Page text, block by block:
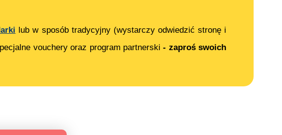
lub w sposób tradycyjny (wystarczy odwiedzić stronę i
vouchery oraz program partnerski- zaproś swoich